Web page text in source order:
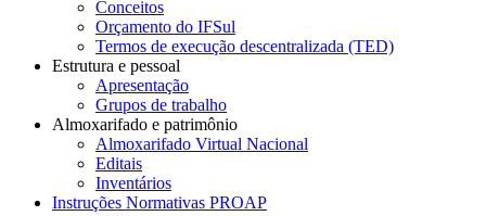
Conceitos
Orçamento do IFSul
Termos de execução descentralizada (TED)
Estrutura e pessoal
Apresentação
Grupos de trabalho
Almoxarifado e patrimônio
Almoxarifado Virtual Nacional
Editais
Inventários
Instruções Normativas PROAP